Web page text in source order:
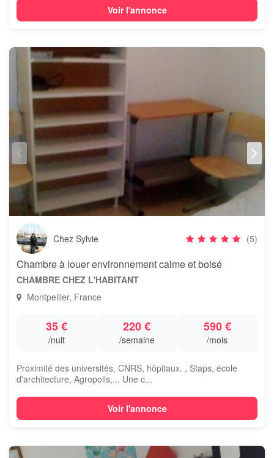
Voir l'annonce
Chez Sylvie (5)
Chambre à louer environnement calme et boisé
CHAMBRE CHEZ L'HABITANT
Montpellier, France
35 €
/nuit
220 €
/semaine
590 €
/mois
Proximité des universités, CNRS, hôpitaux. , Staps, école
d'architecture, Agropolis,... Une c...
Voir l'annonce